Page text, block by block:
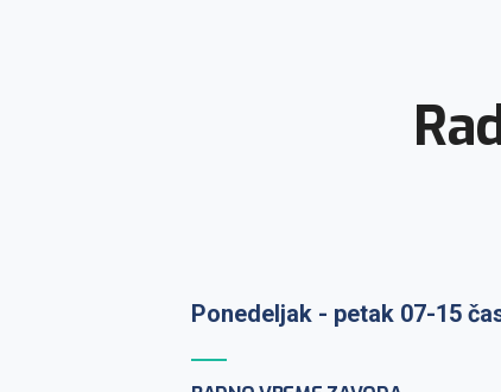
Prijem uzoraka: ponedeljak-